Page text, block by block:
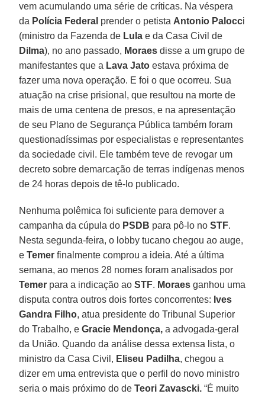
vem acumulando uma série de críticas. Na véspera
da Polícia Federal prender o petista Antonio Palocci
(ministro da Fazenda de Lula e da Casa Civil de
Dilma), no ano passado, Moraes disse a um grupo de
manifestantes que a Lava Jato estava próxima de
fazer uma nova operação. E foi o que ocorreu. Sua
atuação na crise prisional, que resultou na morte de
mais de uma centena de presos, e na apresentação
de seu Plano de Segurança Pública também foram
questionadíssimas por especialistas e representantes
da sociedade civil. Ele também teve de revogar um
decreto sobre demarcação de terras indígenas menos
de 24 horas depois de tê-lo publicado.
Nenhuma polêmica foi suficiente para demover a
campanha da cúpula do PSDB para pô-lo noSTF.
Nesta segunda-feira, o lobby tucano chegou ao auge,
eTemer finalmente comprou a ideia. Até a última
semana, ao menos 28 nomes foram analisados por
Temer para a indicação aoSTF. Moraes ganhou uma
disputa contra outros dois fortes concorrentes: Ives
Gandra Filho, atua presidente do Tribunal Superior
do Trabalho, eGracie Mendonça, a advogada-geral
da União. Quando da análise dessa extensa lista, o
ministro da Casa Civil, Eliseu Padilha, chegou a
dizer em uma entrevista que o perfil do novo ministro
seria o mais próximo do deTeori Zavascki. “É muito